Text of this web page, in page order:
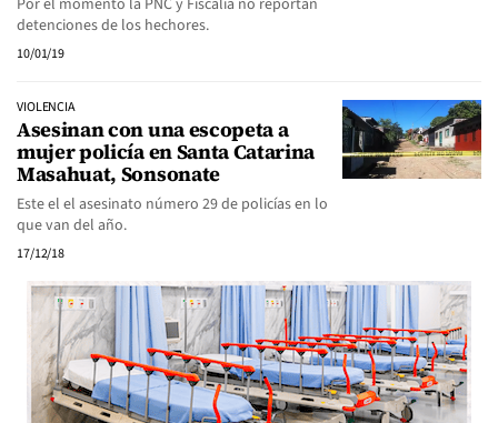
Por el momento la PNC y Fiscalía no reportan
detenciones de los hechores.
10/01/19
VIOLENCIA
Asesinan con una escopeta a
mujer policía en Santa Catarina
Masahuat, Sonsonate
Este el el asesinato número 29 de policías en lo
que van del año.
17/12/18